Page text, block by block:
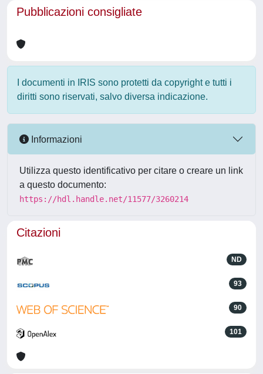
Pubblicazioni consigliate
I documenti in IRIS sono protetti da copyright e tutti i
diritti sono riservati, salvo diversa indicazione.
Informazioni
Utilizza questo identificativo per citare o creare un link
a questo documento:
https://hdl.handle.net/11577/3260214
Citazioni
ND
93
90
101